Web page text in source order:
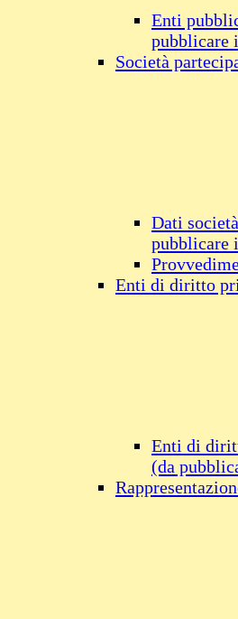
Enti
pubblicare
Società
Dati
pubblicare
Enti di diritto
Enti di
(da